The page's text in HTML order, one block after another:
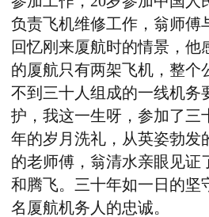
负责飞机维修工作，翁师傅
回忆刚来厦航时的情景，他
的厦航只有两架飞机，整个
不到三十人组成的一线机务
护，我这一生呀，参加了三
年的岁月洗礼，从英姿勃发
的老师傅，翁清水亲眼见证
和腾飞。三十年如一日的坚
名厦航机务人的忠诚。